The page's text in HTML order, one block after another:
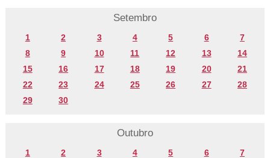
Setembro
1 2 3 4 5 6
7
8
9 10 11 12 13
14
15
16 17 18 19 20
21
22
23 24 25 26 27
28
29
30
Outubro
1 2 3 4 5 6
7